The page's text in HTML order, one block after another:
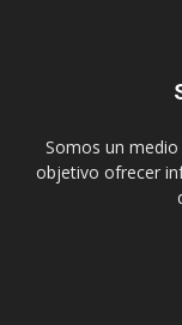
Somos un
objetivo ofrecer